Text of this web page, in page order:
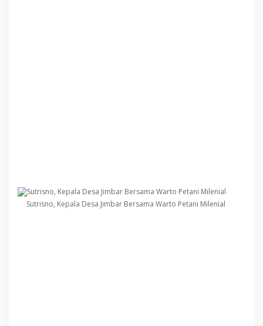
Sutrisno, Kepala Desa Jimbar Bersama Warto Petani Milenial